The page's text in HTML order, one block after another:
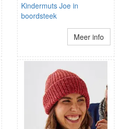
Kindermuts Joe in
boordsteek
Meer info